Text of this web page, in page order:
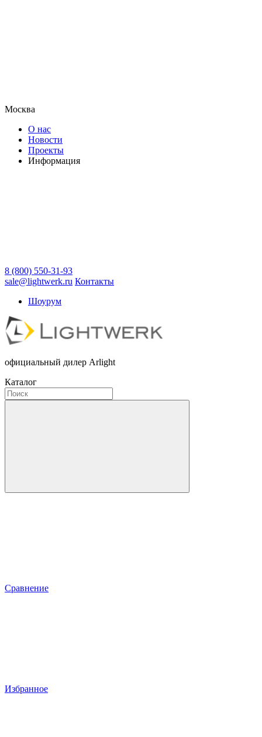
Москва
О нас
Новости
Проекты
Информация
8 (800) 550-31-93
sale@lightwerk.ru Контакты
Шоурум
официальный дилер Arlight
Каталог
Сравнение
Избранное